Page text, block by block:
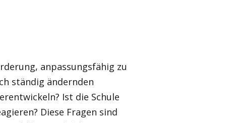
anpassungsfähig zu
ständig ändernden
Ist die Schule
Diese Fragen sind